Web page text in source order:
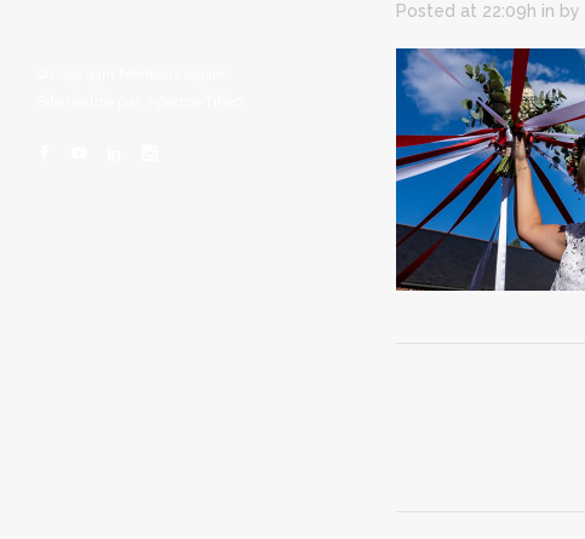
Posted at 22:09h in by